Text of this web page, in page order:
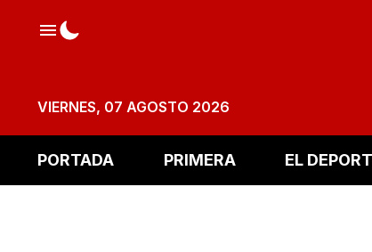
VIERNES, 07 AGOSTO 2026
PORTADA PRIMERA EL